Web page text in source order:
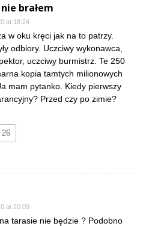
brałem
at 18:24
w oku kręci jak na to patrzy.
odbiory. Uczciwy wykonawca,
uczciwy burmistrz. Te 250
kopia tamtych milionowych
mam pytanko. Kiedy pierwszy
Przed czy po zimie?
at 20:09
tarasie nie będzie ? Podobno